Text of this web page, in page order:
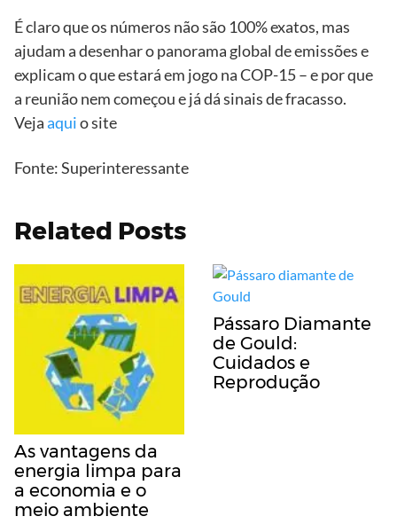
É claro que os números não são 100% exatos, mas
ajudam a desenhar o panorama global de emissões e
explicam o que estará em jogo na COP-15 – e por que
a reunião nem começou e já dá sinais de fracasso.
Vejaaquio site
Fonte: Superinteressante
Related Posts
As vantagens da
energia limpa para
a economia e o
meio ambiente
Pássaro Diamante
de Gould:
Cuidados e
Reprodução